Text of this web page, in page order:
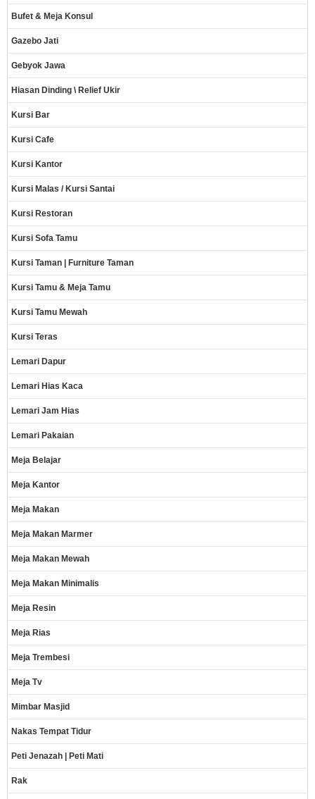
Bufet & Meja Konsul
Gazebo Jati
Gebyok Jawa
Hiasan Dinding \ Relief Ukir
Kursi Bar
Kursi Cafe
Kursi Kantor
Kursi Malas / Kursi Santai
Kursi Restoran
Kursi Sofa Tamu
Kursi Taman | Furniture Taman
Kursi Tamu & Meja Tamu
Kursi Tamu Mewah
Kursi Teras
Lemari Dapur
Lemari Hias Kaca
Lemari Jam Hias
Lemari Pakaian
Meja Belajar
Meja Kantor
Meja Makan
Meja Makan Marmer
Meja Makan Mewah
Meja Makan Minimalis
Meja Resin
Meja Rias
Meja Trembesi
Meja Tv
Mimbar Masjid
Nakas Tempat Tidur
Peti Jenazah | Peti Mati
Rak